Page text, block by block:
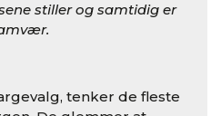
stiller og samtidig er
tenker de fleste